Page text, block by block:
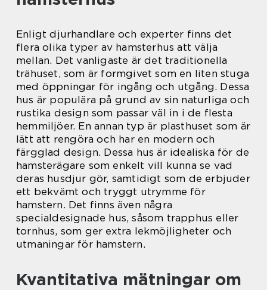
Enligt djurhandlare och experter finns det
flera olika typer av hamsterhus att välja
mellan. Det vanligaste är det traditionella
trähuset, som är formgivet som en liten stuga
med öppningar för ingång och utgång. Dessa
hus är populära på grund av sin naturliga och
rustika design som passar väl in i de flesta
hemmiljöer. En annan typ är plasthuset som är
lätt att rengöra och har en modern och
färgglad design. Dessa hus är idealiska för de
hamsterägare som enkelt vill kunna se vad
deras husdjur gör, samtidigt som de erbjuder
ett bekvämt och tryggt utrymme för
hamstern. Det finns även några
specialdesignade hus, såsom trapphus eller
tornhus, som ger extra lekmöjligheter och
utmaningar för hamstern.
Kvantitativa mätningar om